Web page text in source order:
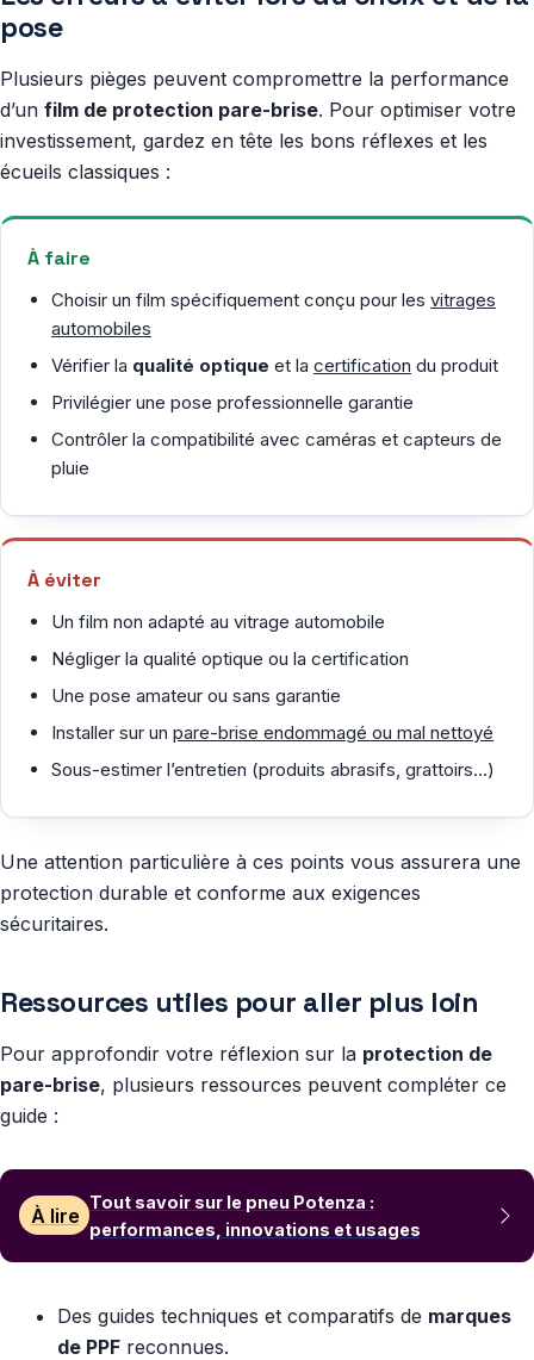
pose
Plusieurs pièges peuvent compromettre la performance
d’un film de protection pare-brise. Pour optimiser votre
investissement, gardez en tête les bons réflexes et les
écueils classiques :
À faire
Choisir un film spécifiquement conçu pour les vitrages
automobiles
Vérifier la qualité optique et la certification du produit
Privilégier une pose professionnelle garantie
Contrôler la compatibilité avec caméras et capteurs de
pluie
À éviter
Un film non adapté au vitrage automobile
Négliger la qualité optique ou la certification
Une pose amateur ou sans garantie
Installer sur un pare-brise endommagé ou mal nettoyé
Sous-estimer l’entretien (produits abrasifs, grattoirs…)
Une attention particulière à ces points vous assurera une
protection durable et conforme aux exigences
sécuritaires.
Ressources utiles pour aller plus loin
Pour approfondir votre réflexion sur la protection de
pare-brise, plusieurs ressources peuvent compléter ce
guide :
À lire
Tout savoir sur le pneu Potenza :
performances, innovations et usages
Des guides techniques et comparatifs de marques
de PPF reconnues.